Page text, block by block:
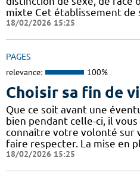
mixte Cet établissement de
18/02/2026 15:25
PAGES
relevance: 100%
Choisir sa fin de
Que ce soit avant une
bien pendant celle-ci, il
connaître votre volonté sur
faire respecter. La mise en
18/02/2026 15:25